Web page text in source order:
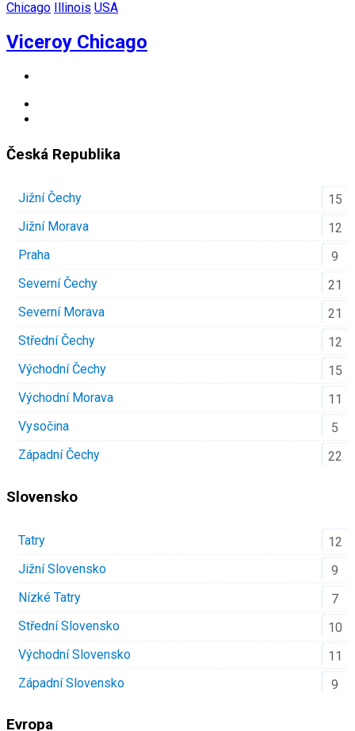
Chicago Illinois USA
Viceroy Chicago
Česká Republika
Jižní Čechy
15
Jižní Morava
12
Praha
9
Severní Čechy
21
Severní Morava
21
Střední Čechy
12
Východní Čechy
15
Východní Morava
11
Vysočina
5
Západní Čechy
22
Slovensko
Tatry
12
Jižní Slovensko
9
Nízké Tatry
7
Střední Slovensko
10
Východní Slovensko
11
Západní Slovensko
9
Evropa